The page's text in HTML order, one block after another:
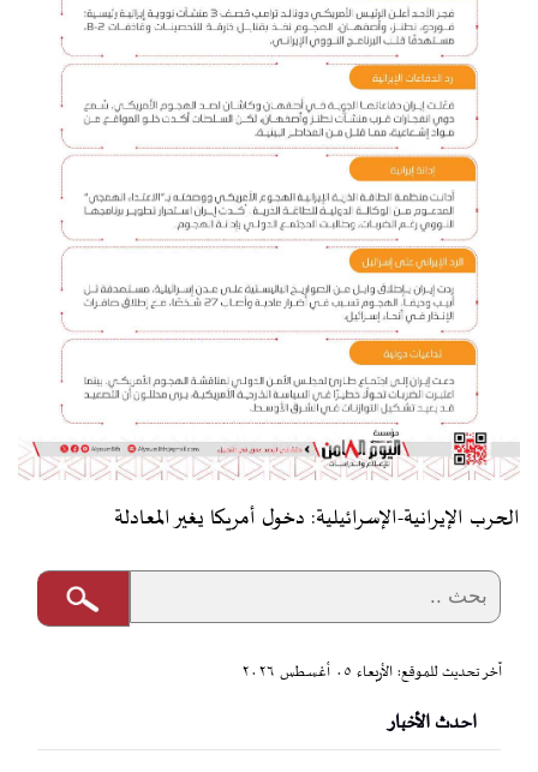
الحرب الإيرانية-الإسرائيلية: دخول أمريكا يغير المعادلة
آخر تحديث للموقع: الأربعاء ٠٥ أغسطس ٢٠٢٦
احدث الأخبار